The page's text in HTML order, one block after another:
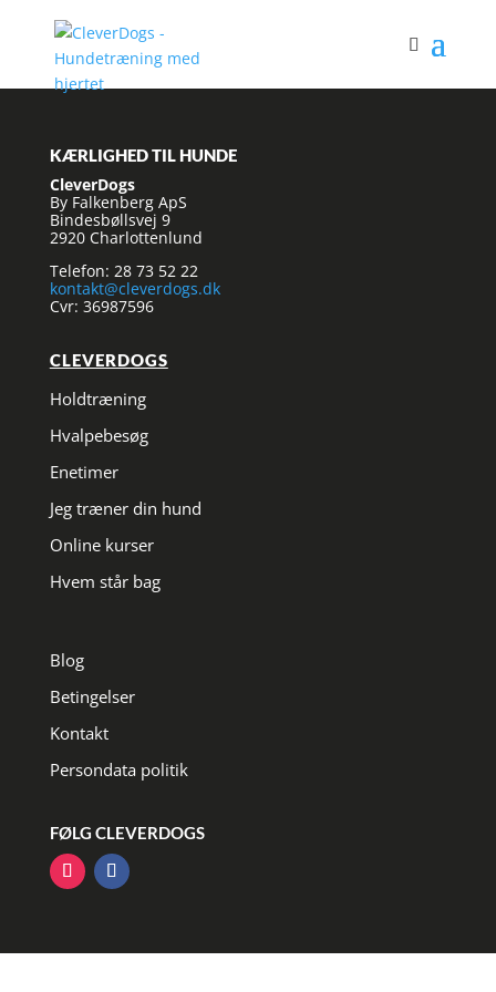
KÆRLIGHED TIL HUNDE
CleverDogs
By Falkenberg ApS
Bindesbøllsvej 9
2920 Charlottenlund
Telefon: 28 73 52 22
kontakt@cleverdogs.dk
Cvr: 36987596
CLEVERDOGS
Holdtræning
Hvalpebesøg
Enetimer
Jeg træner din hund
Online kurser
Hvem står bag
Blog
Betingelser
Kontakt
Persondata politik
FØLG CLEVERDOGS